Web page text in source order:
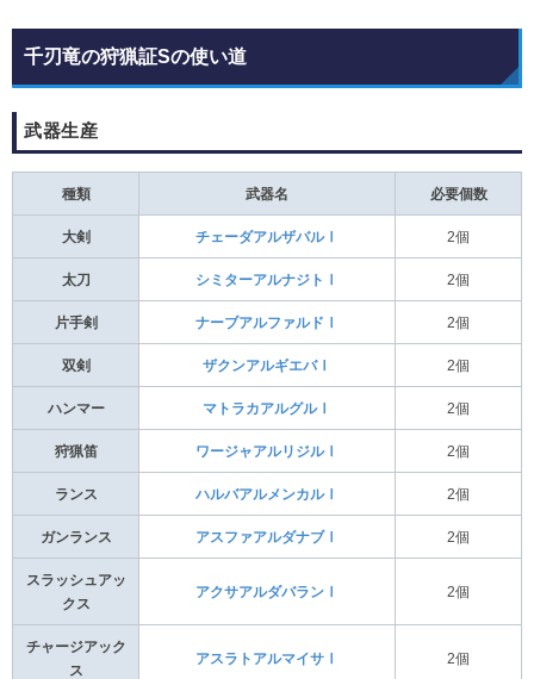
千刃竜の狩猟証Sの使い道
武器生産
種類 武器名 必要個数
大剣 チェーダアルザバルⅠ 2個
太刀 シミターアルナジトⅠ 2個
片手剣 ナーブアルファルドⅠ 2個
双剣 ザクンアルギエバⅠ 2個
ハンマー マトラカアルグルⅠ 2個
狩猟笛 ワージャアルリジルⅠ 2個
ランス ハルバアルメンカルⅠ 2個
ガンランス アスファアルダナブⅠ 2個
スラッシュアッ
クス
アクサアルダバランⅠ 2個
チャージアック
ス
アスラトアルマイサⅠ 2個